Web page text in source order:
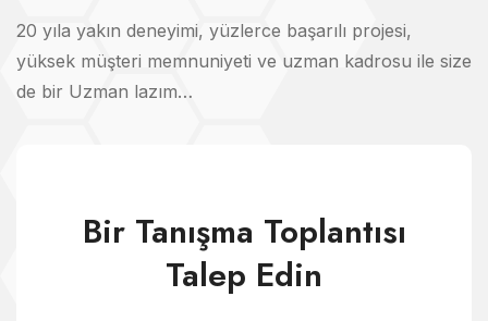
20 yıla yakın deneyimi, yüzlerce başarılı projesi,
yüksek müşteri memnuniyeti ve uzman kadrosu ile size
de bir Uzman lazım…
Bir Tanışma Toplantısı
Talep Edin